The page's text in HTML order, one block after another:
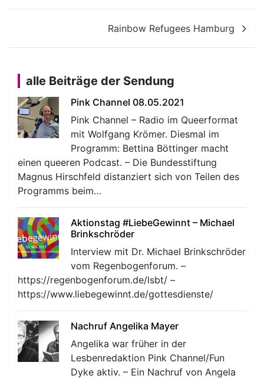
Rainbow Refugees Hamburg
alle Beiträge der Sendung
Pink Channel 08.05.2021
Pink Channel – Radio im Queerformat
mit Wolfgang Krömer. Diesmal im
Programm: Bettina Böttinger macht
einen queeren Podcast. – Die Bundesstiftung
Magnus Hirschfeld distanziert sich von Teilen des
Programms beim…
Aktionstag #LiebeGewinnt – Michael
Brinkschröder
Interview mit Dr. Michael Brinkschröder
vom Regenbogenforum. –
https://regenbogenforum.de/lsbt/ –
https://www.liebegewinnt.de/gottesdienste/
Nachruf Angelika Mayer
Angelika war früher in der
Lesbenredaktion Pink Channel/Fun
Dyke aktiv. – Ein Nachruf von Angela